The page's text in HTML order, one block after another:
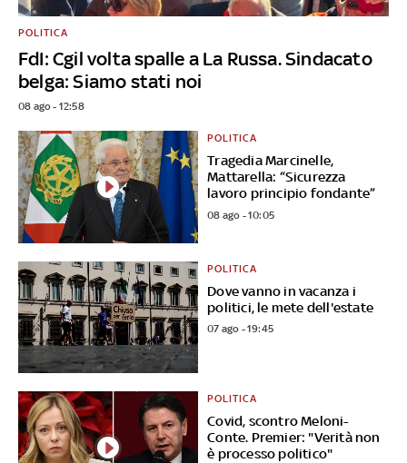
FdI: Cgil volta spalle a La Russa. Sindacato
belga: Siamo stati noi
POLITICA
08 ago - 12:58
Tragedia Marcinelle,
Mattarella: “Sicurezza
lavoro principio fondante”
POLITICA
08 ago - 10:05
Dove vanno in vacanza i
politici, le mete dell'estate
POLITICA
07 ago - 19:45
Covid, scontro Meloni-
Conte. Premier: "Verità non
è processo politico"
POLITICA